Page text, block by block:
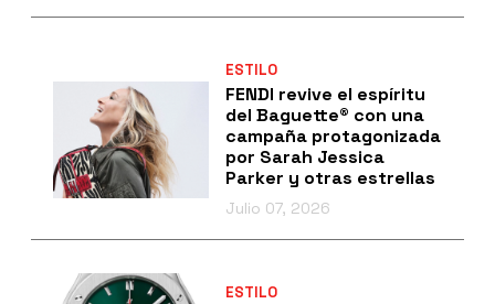
ESTILO
FENDI revive el espíritu
del Baguette® con una
campaña protagonizada
por Sarah Jessica
Parker y otras estrellas
Julio 07, 2026
ESTILO